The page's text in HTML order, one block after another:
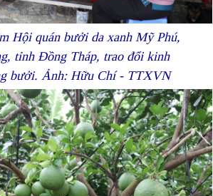
Hội quán bưởi da xanh Mỹ Phú,
tỉnh Đồng Tháp, trao đổi kinh
bưởi. Ảnh: Hữu Chí - TTXVN